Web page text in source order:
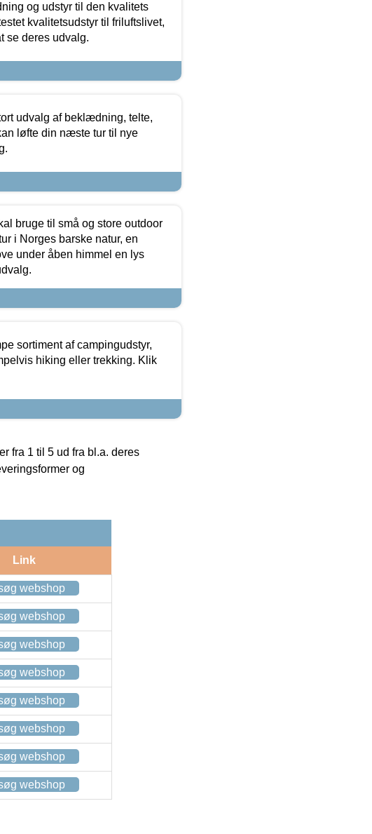
og udstyr til den kvalitets
kvalitetsudstyr til friluftslivet,
se deres udvalg.
udvalg af beklædning, telte,
løfte din næste tur til nye
bruge til små og store outdoor
i Norges barske natur, en
under åben himmel en lys
sortiment af campingudstyr,
hiking eller trekking. Klik
fra 1 til 5 ud fra bl.a. deres
og
Link
webshop
webshop
webshop
webshop
webshop
webshop
webshop
webshop